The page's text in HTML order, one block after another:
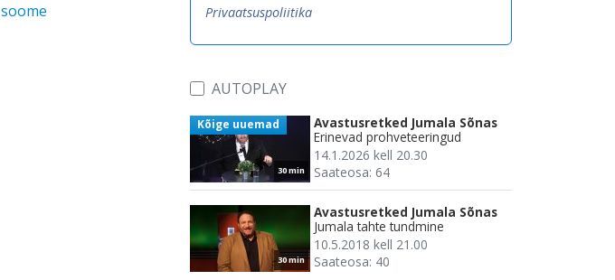
soome Privaatsuspoliitika
AUTOPLAY
30 min
Kõige uuemad
Avastusretked Jumala Sõnas
Erinevad prohveteeringud
14.1.2026 kell 20.30
Saateosa: 64
30 min
Avastusretked Jumala Sõnas
Jumala tahte tundmine
10.5.2018 kell 21.00
Saateosa: 40